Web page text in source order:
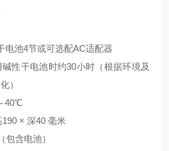
电池4节或可选配AC适配器
性干电池时约30小时（根据环境及
）
40℃
× 深40 毫米
包含电池）